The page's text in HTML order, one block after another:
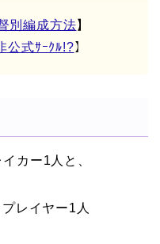
別編成方法】
公式ｻｰｸﾙ!?】
カー1人と、
レイヤー1人